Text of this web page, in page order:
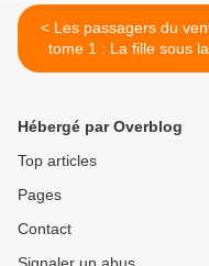
< Les passagers du vent,
tome 1 : La fille sous la
dunette, François
Hébergé par Overblog
Top articles
Pages
Contact